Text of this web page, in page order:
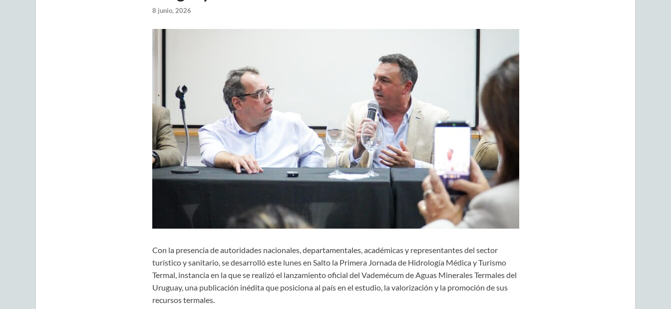
8 junio, 2026
Con la presencia de autoridades nacionales, departamentales, académicas y representantes del sector
turístico y sanitario, se desarrolló este lunes en Salto la Primera Jornada de Hidrología Médica y Turismo
Termal, instancia en la que se realizó el lanzamiento oficial del Vademécum de Aguas Minerales Termales del
Uruguay, una publicación inédita que posiciona al país en el estudio, la valorización y la promoción de sus
recursos termales.